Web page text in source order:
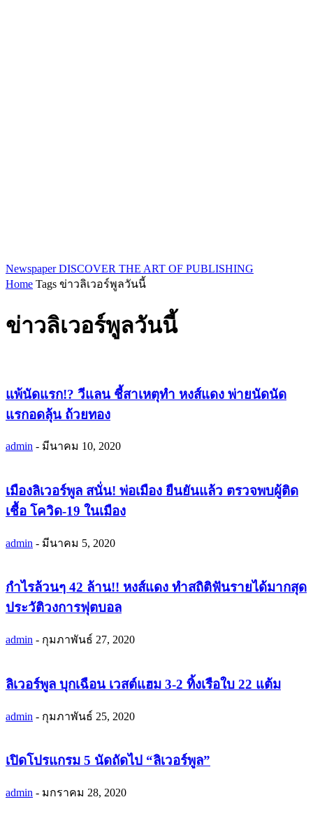
Newspaper DISCOVER THE ART OF PUBLISHING
Home Tags ข่าวลิเวอร์พูลวันนี้
ข่าวลิเวอร์พูลวันนี้
แพ้นัดแรก!? วีแลน ชี้สาเหตุทำ หงส์แดง พ่ายนัดนัด
แรกอดลุ้น ถ้วยทอง
admin - มีนาคม 10, 2020
เมืองลิเวอร์พูล สนั่น! พ่อเมือง ยืนยันแล้ว ตรวจพบผู้ติด
เชื้อ โควิด-19 ในเมือง
admin - มีนาคม 5, 2020
กำไรล้วนๆ 42 ล้าน!! หงส์แดง ทำสถิติฟันรายได้มากสุด
ประวัติวงการฟุตบอล
admin - กุมภาพันธ์ 27, 2020
ลิเวอร์พูล บุกเฉือน เวสต์แฮม 3-2 ทิ้งเรือใบ 22 แต้ม
admin - กุมภาพันธ์ 25, 2020
เปิดโปรแกรม 5 นัดถัดไป “ลิเวอร์พูล”
admin - มกราคม 28, 2020